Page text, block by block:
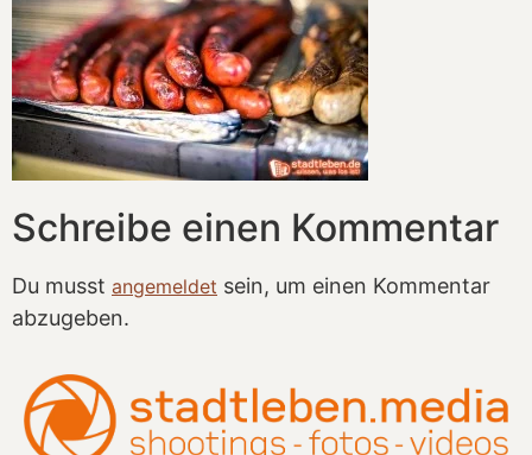
Schreibe einen Kommentar
Du musst angemeldet sein, um einen Kommentar
abzugeben.